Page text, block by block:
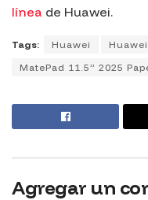
línea de Huawei.
Tags: Huawei
MatePad 11.5” 2025
Agregar un